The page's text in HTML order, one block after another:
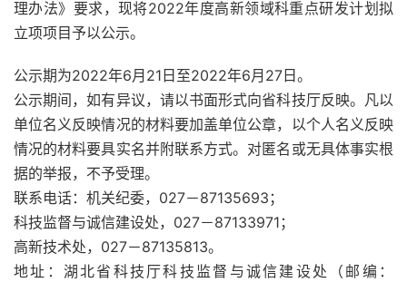
理办法》要求，现将2022年度高新领域科重点研发计划拟
立项项目予以公示。
公示期为2022年6月21日至2022年6月27日。
公示期间，如有异议，请以书面形式向省科技厅反映。凡以
单位名义反映情况的材料要加盖单位公章，以个人名义反映
情况的材料要具实名并附联系方式。对匿名或无具体事实根
据的举报，不予受理。
联系电话：机关纪委，027－87135693；
科技监督与诚信建设处，027－87133971；
高新技术处，027－87135813。
地址：湖北省科技厅科技监督与诚信建设处（邮编：